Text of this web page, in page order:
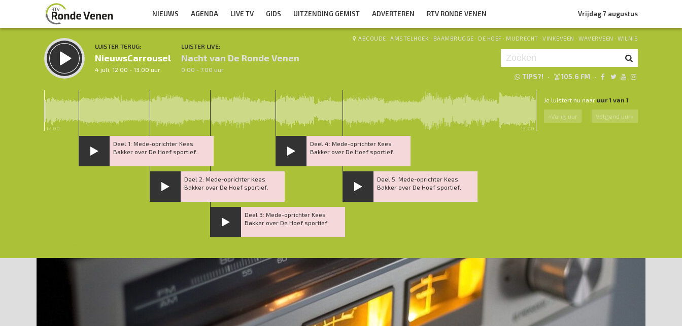
NIEUWS AGENDA LIVE TV GIDS UITZENDING GEMIST ADVERTEREN RTV RONDE VENEN Vrijdag 7 augustus
LUISTER TERUG:
NieuwsCarrousel
4 juli, 12.00 - 13.00 uur
LUISTER LIVE:
Nacht van De Ronde Venen
0.00 - 7.00 uur
ABCOUDE · AMSTELHOEK · BAAMBRUGGE · DE HOEF · MIJDRECHT · VINKEVEEN · WAVERVEEN · WILNIS
TIPS?! · 105.6 FM ·
12.00 13.00
Je luistert nu naar uur 1 van 1
«Vorig uur Volgend uur»
Deel 1: Mede-oprichter Kees
Bakker over De Hoef sportief.
Deel 2: Mede-oprichter Kees
Bakker over De Hoef sportief.
Deel 3: Mede-oprichter Kees
Bakker over De Hoef sportief.
Deel 4: Mede-oprichter Kees
Bakker over De Hoef sportief.
Deel 5: Mede-oprichter Kees
Bakker over De Hoef sportief.